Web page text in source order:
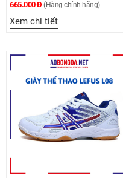
665.000 Đ (Hàng chính hãng)
Xem chi tiết